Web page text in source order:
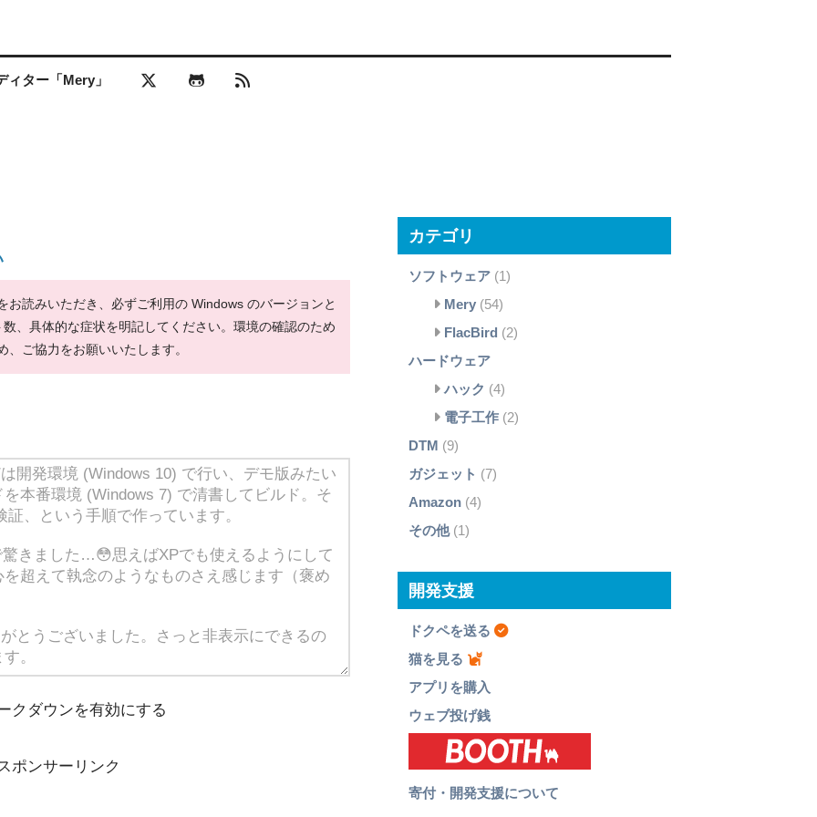
ィター「Mery」
お読みいただき、必ずご利用の Windows のバージョンと
、具体的な症状を明記してください。環境の確認のため
ご協力をお願いいたします。
クダウンを有効にする
ポンサーリンク
カテゴリ
ソフトウェア(1)
Mery (54)
FlacBird (2)
ハードウェア
ハック (4)
電子工作 (2)
DTM (9)
ガジェット (7)
Amazon(4)
その他(1)
開発支援
ドクペを送る
猫を見る
アプリを購入
ウェブ投げ銭
寄付・開発支援について